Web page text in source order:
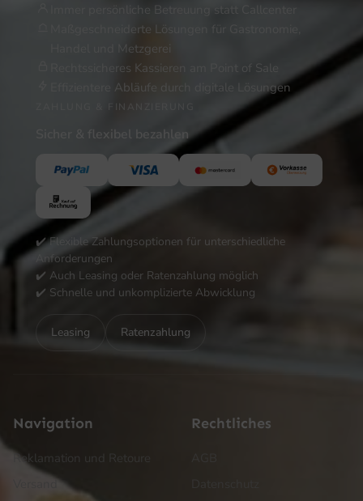
Immer persönliche Betreuung statt Callcenter
Maßgeschneiderte Lösungen für Gastronomie,
Handel und Metzgerei
Rechtssicheres Kassieren am Point of Sale
Effizientere Abläufe durch digitale Lösungen
ZAHLUNG & FINANZIERUNG
Sicher & flexibel bezahlen
✔️ Flexible Zahlungsoptionen für unterschiedliche
Anforderungen
✔️ Auch Leasing oder Ratenzahlung möglich
✔️ Schnelle und unkomplizierte Abwicklung
Leasing Ratenzahlung
Navigation
Reklamation und Retoure
Versand
Rechtliches